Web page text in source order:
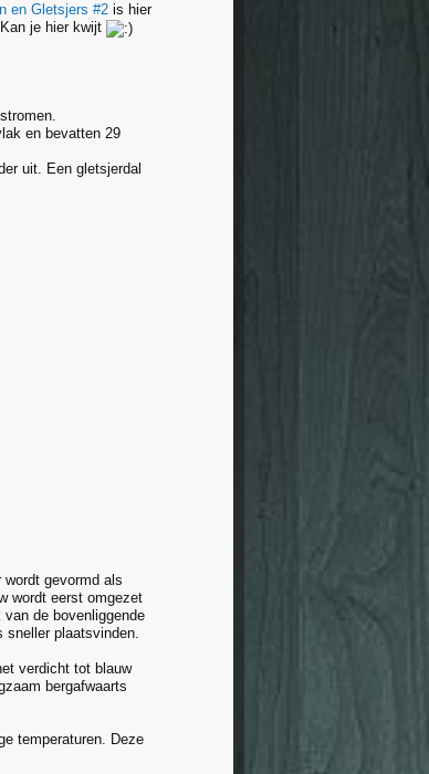
en Gletsjers #2 is hier
Kan je hier kwijt
en bevatten 29
uit. Een gletsjerdal
gevormd als
wordt eerst omgezet
de bovenliggende
sneller plaatsvinden.
verdicht tot blauw
bergafwaarts
temperaturen. Deze